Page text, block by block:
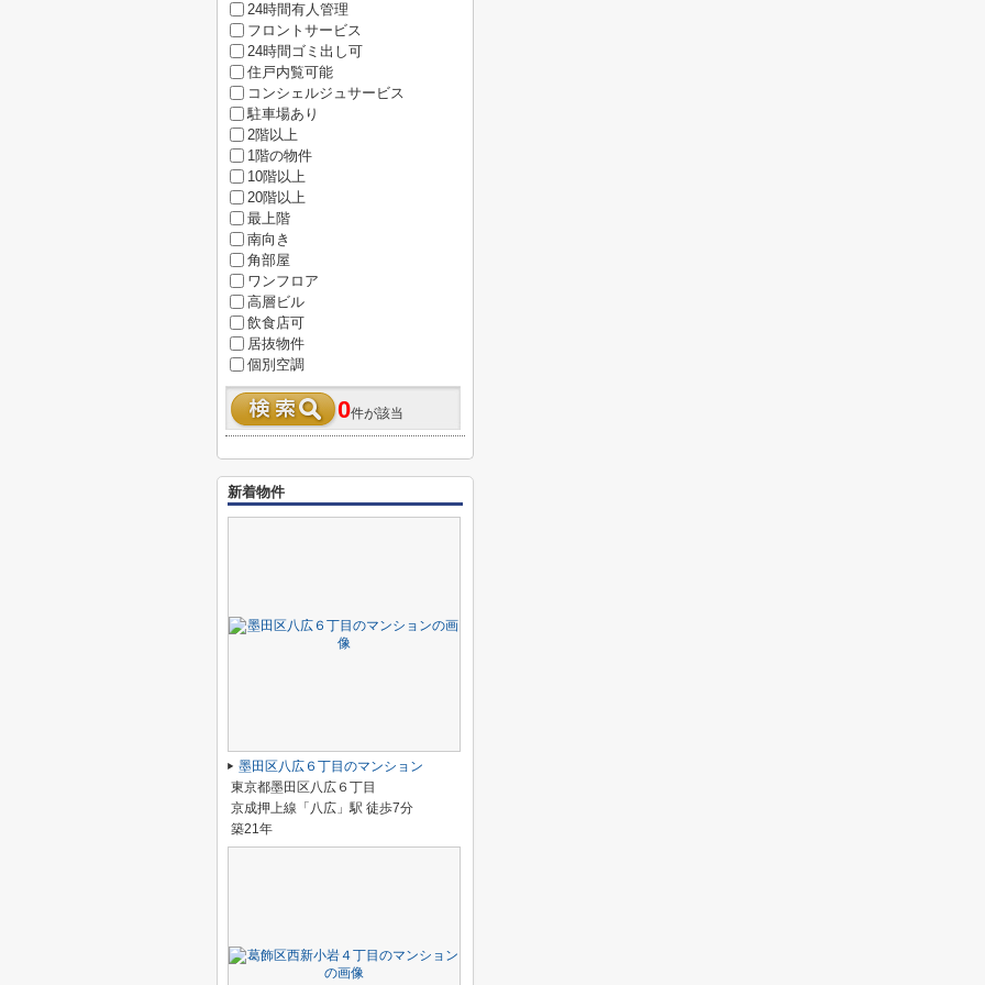
24時間有人管理
フロントサービス
24時間ゴミ出し可
住戸内覧可能
コンシェルジュサービス
駐車場あり
2階以上
1階の物件
10階以上
20階以上
最上階
南向き
角部屋
ワンフロア
高層ビル
飲食店可
居抜物件
個別空調
0件が該当
新着物件
墨田区八広６丁目のマンション
東京都墨田区八広６丁目
京成押上線「八広」駅 徒歩7分
築21年